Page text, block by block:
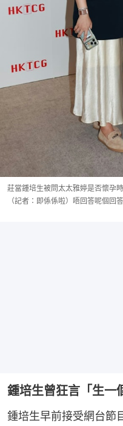
莊當鍾培生被問太太雅婷是否懷孕
（記者：即係係啦）唔回答呢個回
鍾培生曾狂言「生一
鍾培生早前接受網台節